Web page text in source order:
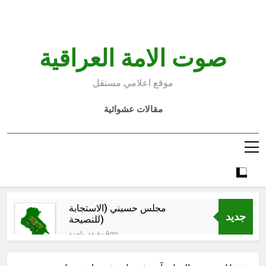
صوت الامة العراقية
موقع اعلامي مستقل
مقالات عشوائية
جديد
مجلس حسيني (الاستجابة
للنصيحة)
دقيقة واحدة Ago